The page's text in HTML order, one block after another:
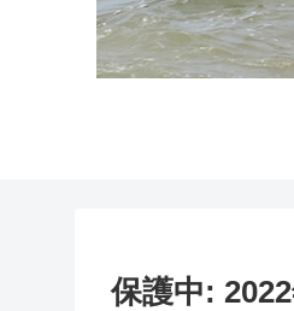
保護中: